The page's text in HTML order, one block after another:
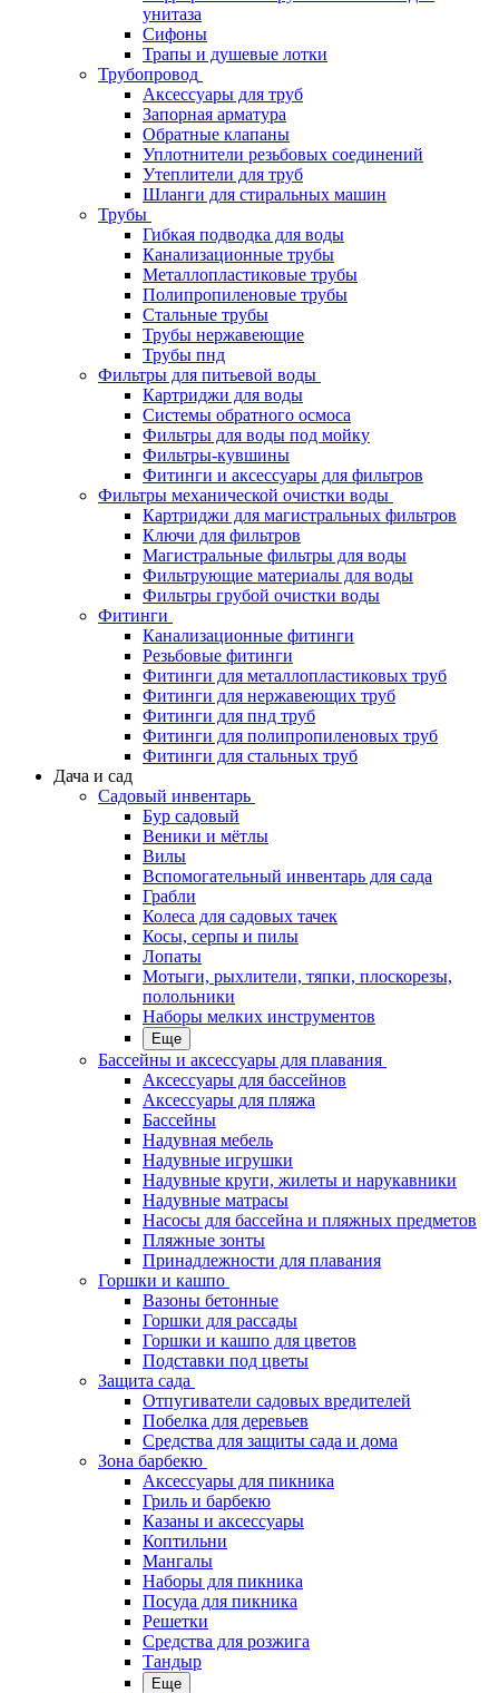
унитаза
Сифоны
Трапы и душевые лотки
Трубопровод
Аксессуары для труб
Запорная арматура
Обратные клапаны
Уплотнители резьбовых соединений
Утеплители для труб
Шланги для стиральных машин
Трубы
Гибкая подводка для воды
Канализационные трубы
Металлопластиковые трубы
Полипропиленовые трубы
Стальные трубы
Трубы нержавеющие
Трубы пнд
Фильтры для питьевой воды
Картриджи для воды
Системы обратного осмоса
Фильтры для воды под мойку
Фильтры-кувшины
Фитинги и аксессуары для фильтров
Фильтры механической очистки воды
Картриджи для магистральных фильтров
Ключи для фильтров
Магистральные фильтры для воды
Фильтрующие материалы для воды
Фильтры грубой очистки воды
Фитинги
Канализационные фитинги
Резьбовые фитинги
Фитинги для металлопластиковых труб
Фитинги для нержавеющих труб
Фитинги для пнд труб
Фитинги для полипропиленовых труб
Фитинги для стальных труб
Дача и сад
Садовый инвентарь
Бур садовый
Веники и мётлы
Вилы
Вспомогательный инвентарь для сада
Грабли
Колеса для садовых тачек
Косы, серпы и пилы
Лопаты
Мотыги, рыхлители, тяпки, плоскорезы,
полольники
Наборы мелких инструментов
Еще
Бассейны и аксессуары для плавания
Аксессуары для бассейнов
Аксессуары для пляжа
Бассейны
Надувная мебель
Надувные игрушки
Надувные круги, жилеты и нарукавники
Надувные матрасы
Насосы для бассейна и пляжных предметов
Пляжные зонты
Принадлежности для плавания
Горшки и кашпо
Вазоны бетонные
Горшки для рассады
Горшки и кашпо для цветов
Подставки под цветы
Защита сада
Отпугиватели садовых вредителей
Побелка для деревьев
Средства для защиты сада и дома
Зона барбекю
Аксессуары для пикника
Гриль и барбекю
Казаны и аксессуары
Коптильни
Мангалы
Наборы для пикника
Посуда для пикника
Решетки
Средства для розжига
Тандыр
Еще